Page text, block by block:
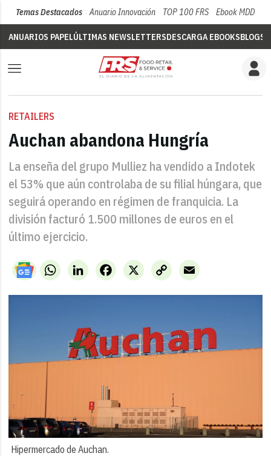
Temas Destacados Anuario Innovación TOP 100 FRS Ebook MDD
ANUARIOS PAPELÚLTIMAS NEWSLETTERSDESCARGA EBOOKSBLOGS
RETAILERS
Auchan abandona Hungría
La enseña del grupo Mulliez ha vendido a Indotek
el 53% que aún controlaba de su filial húngara, que
seguirá operando en régimen de franquicia. La
división facturó 1.500 millones de euros en el
último ejercicio.
WhatsAppLinkedIn X
Facebook
Copy
Link
Email
Hipermercado de Auchan.